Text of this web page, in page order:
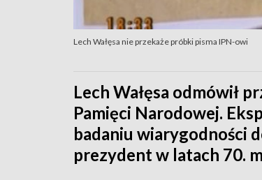
Lech Wałęsa nie przekaże próbki pisma IPN-owi
Lech Wałęsa odmówił
Pamięci Narodowej.
badaniu wiarygodności
prezydent w latach 70.